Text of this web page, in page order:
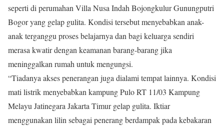
seperti di perumahan Villa Nusa Indah Bojongkulur Gunungputri
Bogor yang gelap gulita. Kondisi tersebut menyebabkan anak-
anak terganggu proses belajarnya dan bagi keluarga sendiri
merasa kwatir dengan keamanan barang-barang jika
meninggalkan rumah untuk mengungsi.
“Tiadanya akses penerangan juga dialami tempat lainnya. Kondisi
mati listrik menyebabkan kampung Pulo RT 11/03 Kampung
Melayu Jatinegara Jakarta Timur gelap gulita. Iktiar
menggunakan lilin sebagai penerang berdampak pada kebakaran